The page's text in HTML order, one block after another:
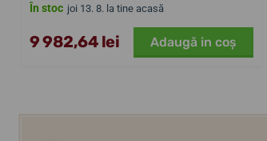
În stoc joi 13. 8. la tine acasă
9 982,64 lei Adaugă in coş